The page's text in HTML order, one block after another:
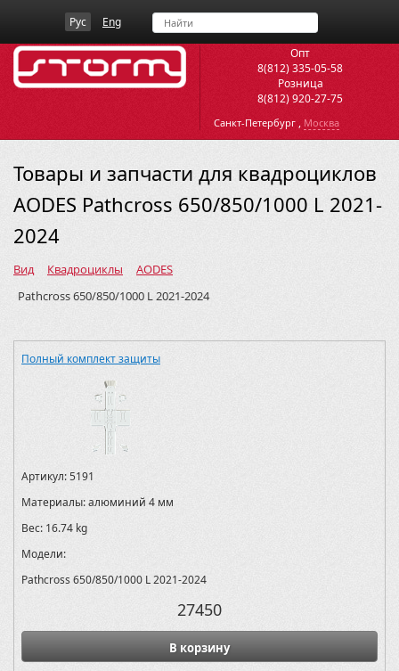
Рус Eng
Опт
8(812) 335-05-58
Розница
8(812) 920-27-75
Санкт-Петербург , Москва
Товары и запчасти для квадроциклов
AODES Pathcross 650/850/1000 L 2021-
2024
Вид Квадроциклы
AODES
Pathcross 650/850/1000 L 2021-2024
Полный комплект защиты
Артикул:5191
Материалы:алюминий 4 мм
Вес: 16.74 kg
Модели:
Pathcross 650/850/1000 L 2021-2024
27450
В корзину